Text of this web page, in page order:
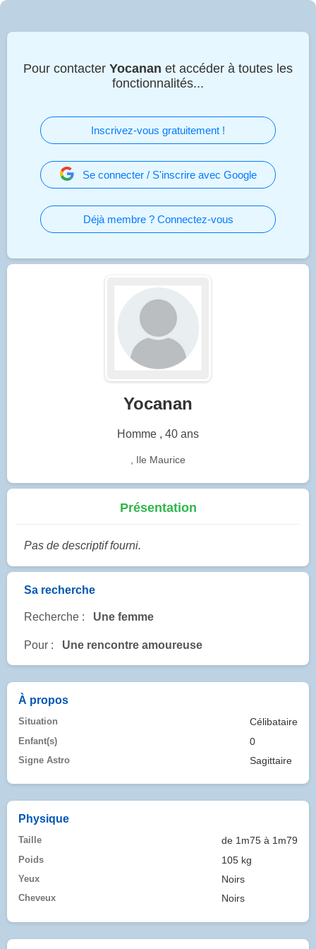
Pour contacter Yocanan et accéder à toutes les
fonctionnalités...
Inscrivez-vous gratuitement !
Se connecter / S'inscrire avec Google
Déjà membre ? Connectez-vous
Yocanan
Homme , 40 ans
, Ile Maurice
Présentation
Pas de descriptif fourni.
Sa recherche
Recherche : Une femme
Pour : Une rencontre amoureuse
À propos
Situation Célibataire
Enfant(s) 0
Signe Astro Sagittaire
Physique
Taille de 1m75 à 1m79
Poids 105 kg
Yeux Noirs
Cheveux Noirs